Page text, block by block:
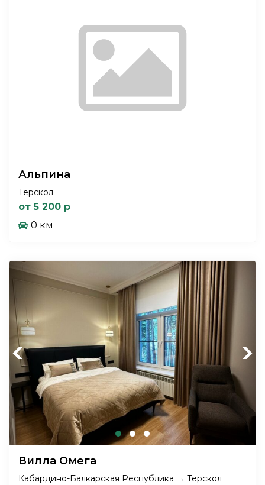
Альпина
Терскол
от 5 200 р
0 км
Previous Next
Вилла Омега
Кабардино-Балкарская Республика → Терскол